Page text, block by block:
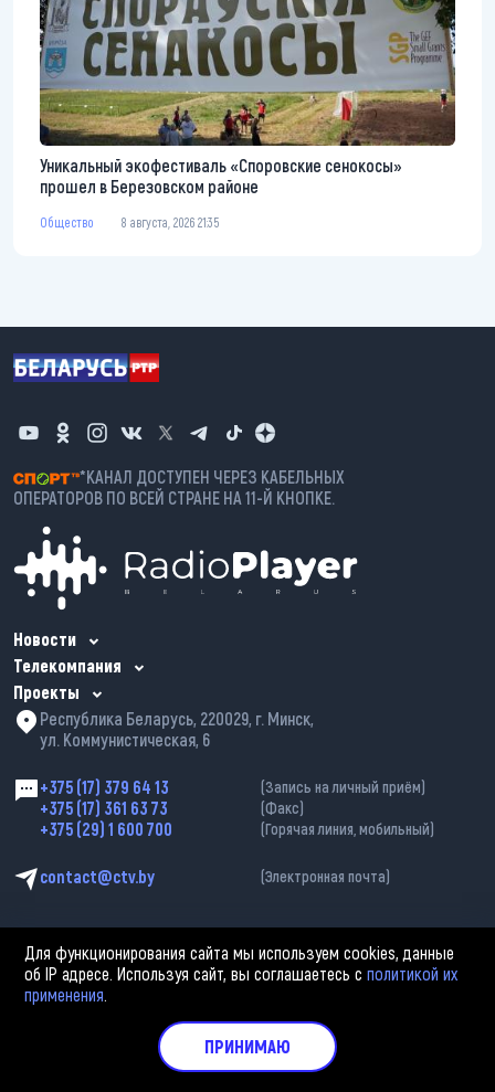
Уникальный экофестиваль «Споровские сенокосы»
прошел в Березовском районе
Общество 8 августа, 2026 21:35
*КАНАЛ ДОСТУПЕН ЧЕРЕЗ КАБЕЛЬНЫХ
ОПЕРАТОРОВ ПО ВСЕЙ СТРАНЕ НА 11-Й КНОПКЕ.
Новости
Телекомпания
Проекты
Республика Беларусь, 220029, г. Минск,
ул. Коммунистическая, 6
+375 (17) 379 64 13 (Запись на личный приём)
+375 (17) 361 63 73 (Факс)
+375 (29) 1 600 700 (Горячая линия, мобильный)
contact@ctv.by (Электронная почта)
2002—2026 © ЗАО «Столичное телевидение». При любом использовании
материалов активная гиперссылка на «belarus-news.by» обязательна.
Политика обработки персональных данных
Для функционирования сайта мы используем cookies, данные
об IP адресе. Используя сайт, вы соглашаетесь сполитикой их
применения.
ПРИНИМАЮ